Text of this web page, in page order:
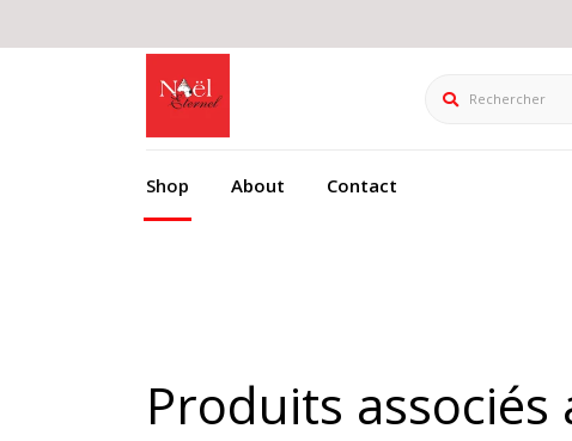
Rechercher
Shop About Contact
Produits